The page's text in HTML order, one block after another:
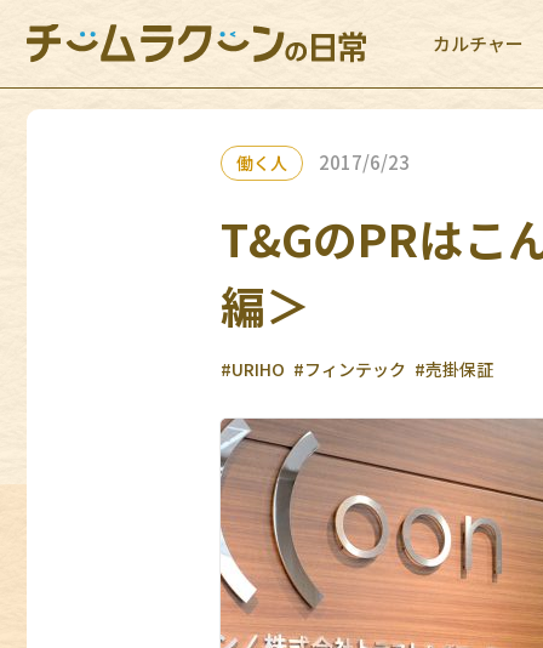
カルチャー
働く人 2017/6/23
T&GのPRはこ
編＞
#URIHO #フィンテック #売掛保証